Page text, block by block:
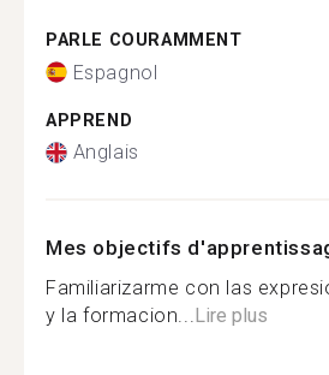
PARLE COURAMMENT
Espagnol
APPREND
Anglais
Mes objectifs
Familiarizarme con las
y la formacion...Lire plus